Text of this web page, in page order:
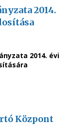
2014.
2014. évi
Központ